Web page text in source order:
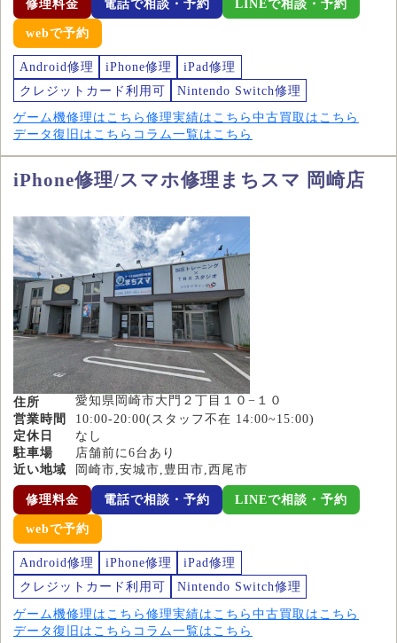
修理料金 電話で相談・予約 LINEで相談・予約
webで予約
Android修理 iPhone修理
iPad修理
クレジットカード利用可
Nintendo Switch修理
ゲーム機修理はこちら 修理実績はこちら 中古買取はこちら
データ復旧はこちら コラム一覧はこちら
iPhone修理/スマホ修理まちスマ 岡崎店
住所
愛知県岡崎市大門２丁目１０−１０
営業時間
10:00-20:00(スタッフ不在 14:00~15:00)
定休日
なし
駐車場
店舗前に6台あり
近い地域
岡崎市,安城市,豊田市,西尾市
修理料金 電話で相談・予約 LINEで相談・予約
webで予約
Android修理 iPhone修理
iPad修理
クレジットカード利用可
Nintendo Switch修理
ゲーム機修理はこちら 修理実績はこちら 中古買取はこちら
データ復旧はこちら コラム一覧はこちら